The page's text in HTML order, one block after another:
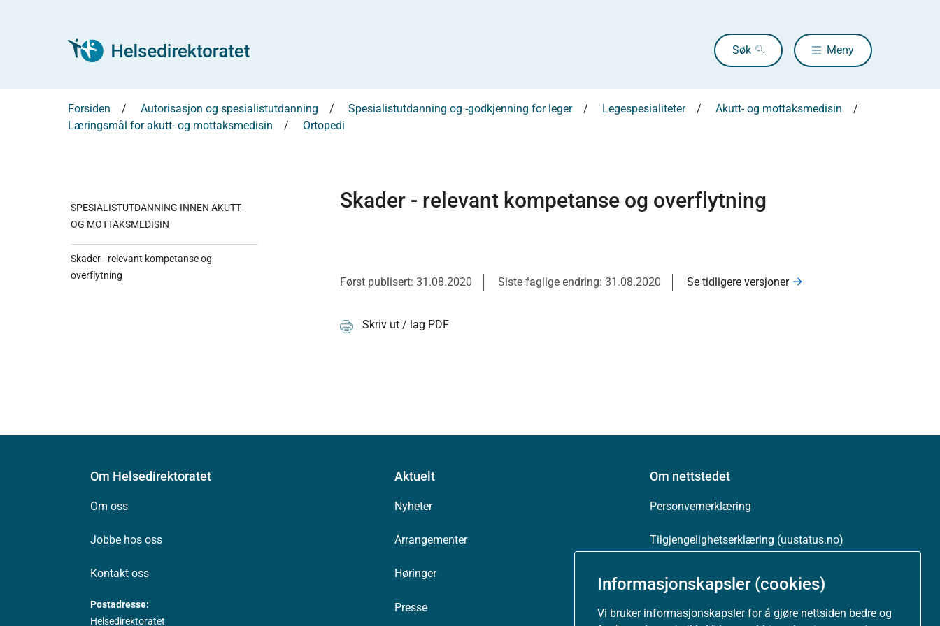
Informasjonskapsler (cookies)
Vi bruker informasjonskapsler for å gjøre nettsiden bedre og
Søk Meny
Forsiden Autorisasjon og spesialistutdanning Spesialistutdanning og -godkjenning for leger Legespesialiteter
Akutt- og mottaksmedisin
Læringsmål for akutt- og mottaksmedisin
Ortopedi
SPESIALISTUTDANNING INNEN AKUTT-
OG MOTTAKSMEDISIN
Skader - relevant kompetanse og
overflytning
Skader - relevant kompetanse og overflytning
Først publisert: 31.08.2020 Siste faglige endring: 31.08.2020 Se tidligere versjoner
Skriv ut / lag PDF
Om Helsedirektoratet
Om oss
Jobbe hos oss
Kontakt oss
Postadresse:
Helsedirektoratet
Aktuelt
Nyheter
Arrangementer
Høringer
Presse
Om nettstedet
Personvernerklæring
Tilgjengelighetserklæring (uustatus.no)
Besøksstatistikk og informasjonskapsler
Nyhetsvarsel og abonnement